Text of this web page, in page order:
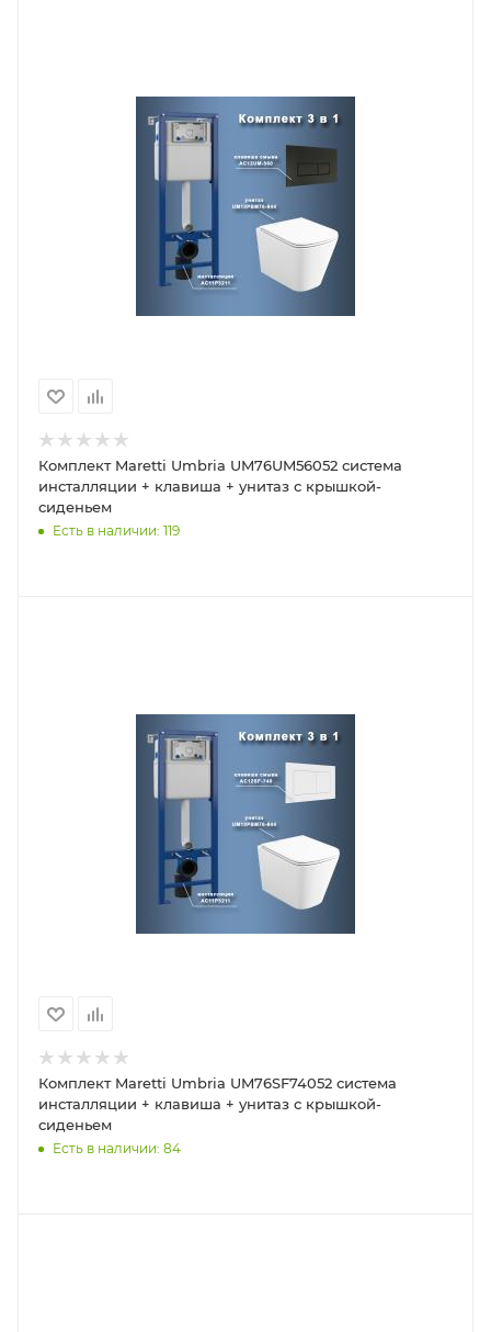
Комплект Maretti Umbria UM76UM56052 система
инсталляции + клавиша + унитаз с крышкой-
сиденьем
Есть в наличии: 119
Комплект Maretti Umbria UM76SF74052 система
инсталляции + клавиша + унитаз с крышкой-
сиденьем
Есть в наличии: 84